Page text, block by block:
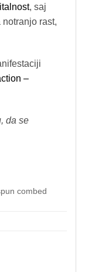
, saj
rast,
–
da se
combed